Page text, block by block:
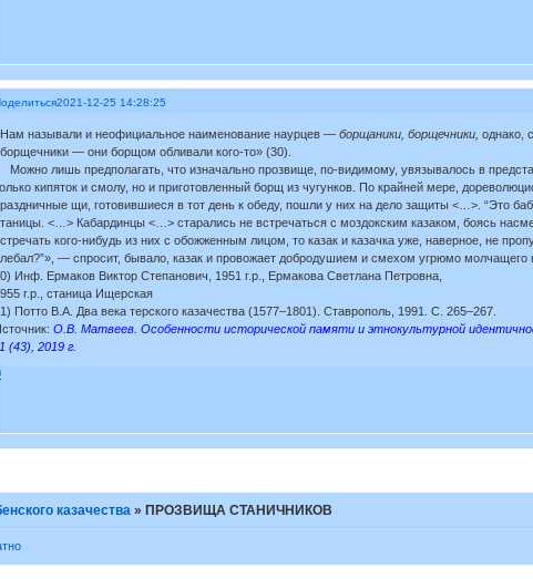
2021-12-25 14:28:25
называли и неофициальное наименование наурцев — борщаники, борщечники, однако,
— они борщом обливали кого-то» (30).
Можно лишь предполагать, что изначально прозвище, по-видимому, увязывалось в
кипяток и смолу, но и приготовленный борщ из чугунков. По крайней мере,
щи, готовившиеся в тот день к обеду, пошли у них на дело защиты <…>. “Это
<…> Кабардинцы <…> старались не встречаться с моздокским казаком, боясь
кого-нибудь из них с обожженным лицом, то казак и казачка уже, наверное, не
— спросит, бывало, казак и провожает добродушием и смехом угрюмо молчащего
Инф. Ермаков Виктор Степанович, 1951 г.р., Ермакова Светлана Петровна,
г.р., станица Ищерская
Потто В.А. Два века терского казачества (1577–1801). Ставрополь, 1991. С. 265–267.
О.В. Матвеев. Особенности исторической памяти и этнокультурной
(43), 2019 г.
казачества » ПРОЗВИЩА СТАНИЧНИКОВ